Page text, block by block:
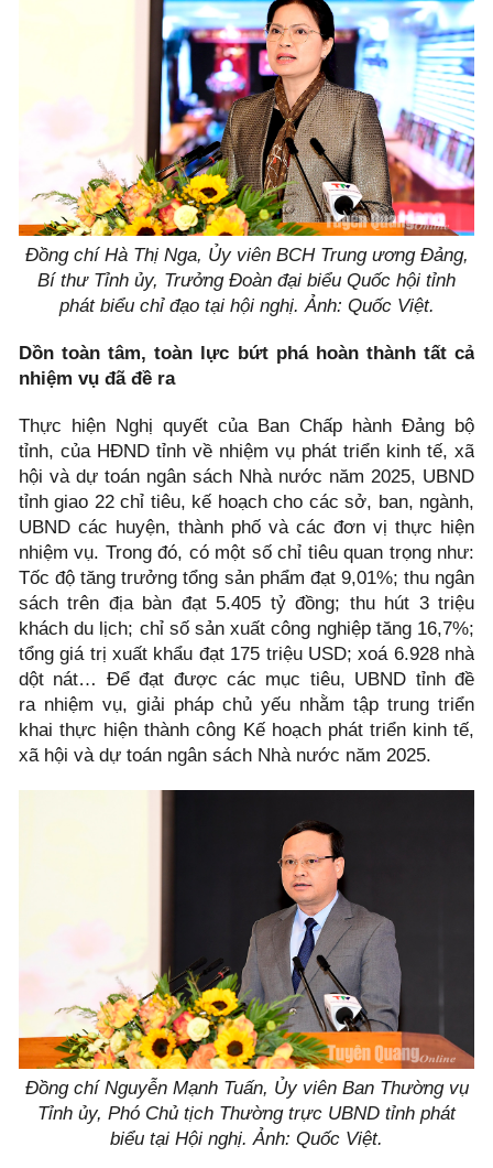
Đồng chí Hà Thị Nga, Ủy viên BCH Trung ương Đảng,
Bí thư Tỉnh ủy, Trưởng Đoàn đại biểu Quốc hội tỉnh
phát biểu chỉ đạo tại hội nghị. Ảnh: Quốc Việt.
Dồn toàn tâm, toàn lực bứt phá hoàn thành tất cả
nhiệm vụ đã đề ra
Thực hiện Nghị quyết của Ban Chấp hành Đảng bộ
tỉnh, của HĐND tỉnh về nhiệm vụ phát triển kinh tế, xã
hội và dự toán ngân sách Nhà nước năm 2025, UBND
tỉnh giao 22 chỉ tiêu, kế hoạch cho các sở, ban, ngành,
UBND các huyện, thành phố và các đơn vị thực hiện
nhiệm vụ. Trong đó, có một số chỉ tiêu quan trọng như:
Tốc độ tăng trưởng tổng sản phẩm đạt 9,01%; thu ngân
sách trên địa bàn đạt 5.405 tỷ đồng; thu hút 3 triệu
khách du lịch; chỉ số sản xuất công nghiệp tăng 16,7%;
tổng giá trị xuất khẩu đạt 175 triệu USD; xoá 6.928 nhà
dột nát… Để đạt được các mục tiêu, UBND tỉnh đề
ra nhiệm vụ, giải pháp chủ yếu nhằm tập trung triển
khai thực hiện thành công Kế hoạch phát triển kinh tế,
xã hội và dự toán ngân sách Nhà nước năm 2025.
Đồng chí Nguyễn Mạnh Tuấn, Ủy viên Ban Thường vụ
Tỉnh ủy, Phó Chủ tịch Thường trực UBND tỉnh phát
biểu tại Hội nghị. Ảnh: Quốc Việt.